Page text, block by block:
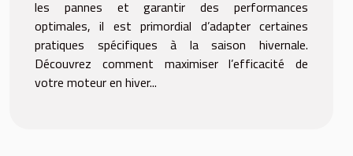
les pannes et garantir des performances
optimales, il est primordial d’adapter certaines
pratiques spécifiques à la saison hivernale.
Découvrez comment maximiser l’efficacité de
votre moteur en hiver...